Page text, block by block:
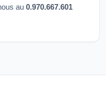
au 0.970.667.601